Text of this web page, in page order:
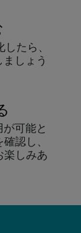
たら、
しょう
が可能と
認し、
楽しみあ